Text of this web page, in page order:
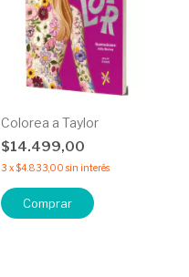
Colorea a Taylor
$14.499,00
3 x$4.833,00 sin interés